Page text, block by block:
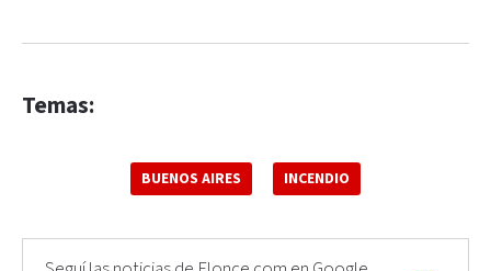
Temas:
BUENOS AIRES INCENDIO